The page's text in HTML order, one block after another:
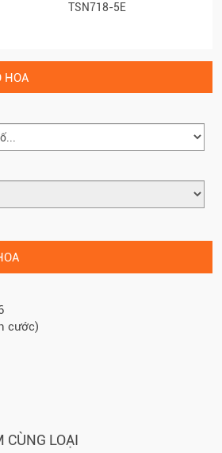
TSN718-5E
HOA
cước)
CÙNG LOẠI